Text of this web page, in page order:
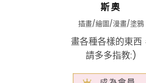
斯奧
插畫/繪圖/漫畫/塗鴉
畫各種各樣的東西
請多多指教:)